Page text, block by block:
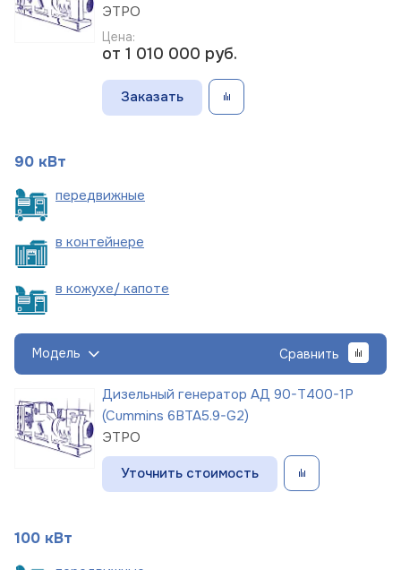
ЭТРО
Цена:
от 1 010 000 руб.
Заказать
90 кВт
передвижные
в контейнере
в кожухе/ капоте
Модель Сравнить
Дизельный генератор АД 90-Т400-1Р
(Cummins 6BTA5.9-G2)
ЭТРО
Уточнить стоимость
100 кВт